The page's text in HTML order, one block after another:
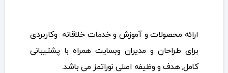
ارائه محصولات و آموزش و خدمات خلاقانه وکاربردی
برای طراحان و مدیران وبسایت همراه با پشتیبانی
کامل, هدف و وظیفه اصلی نوراتمز می باشد.